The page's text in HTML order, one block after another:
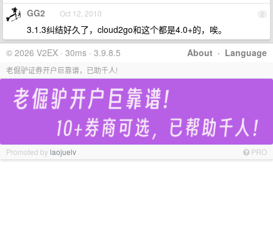
2
GG2 Oct 12, 2010
3.1.3纠结好久了，cloud2go和这个都是4.0+的，唉。
About · Language
© 2026 V2EX · 30ms · 3.9.8.5
老倔驴证券开户巨靠谱，已助千人!
Promoted bylaojuelv PRO